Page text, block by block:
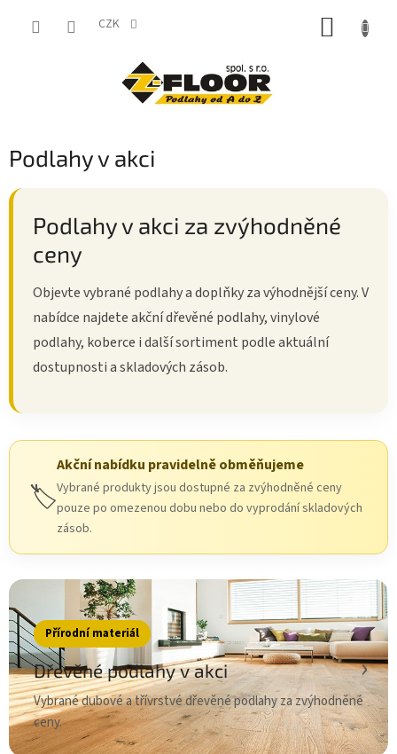
CZK
Podlahy v akci
Podlahy v akci za zvýhodněné
ceny
Objevte vybrané podlahy a doplňky za výhodnější ceny. V
nabídce najdete akční dřevěné podlahy, vinylové
podlahy, koberce i další sortiment podle aktuální
dostupnosti a skladových zásob.
🏷️
Akční nabídku pravidelně obměňujeme
Vybrané produkty jsou dostupné za zvýhodněné ceny
pouze po omezenou dobu nebo do vyprodání skladových
zásob.
Přírodní materiál
Dřevěné podlahy v akci
Vybrané dubové a třívrstvé dřevěné podlahy za zvýhodněné
ceny.
›